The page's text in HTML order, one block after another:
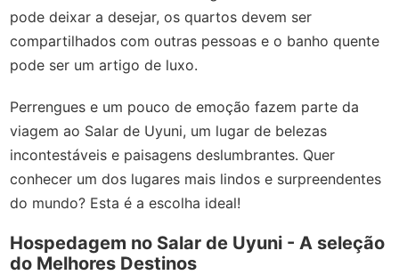
pode deixar a desejar, os quartos devem ser
compartilhados com outras pessoas e o banho quente
pode ser um artigo de luxo.
Perrengues e um pouco de emoção fazem parte da
viagem ao Salar de Uyuni, um lugar de belezas
incontestáveis e paisagens deslumbrantes. Quer
conhecer um dos lugares mais lindos e surpreendentes
do mundo? Esta é a escolha ideal!
Hospedagem no Salar de Uyuni - A seleção
do Melhores Destinos